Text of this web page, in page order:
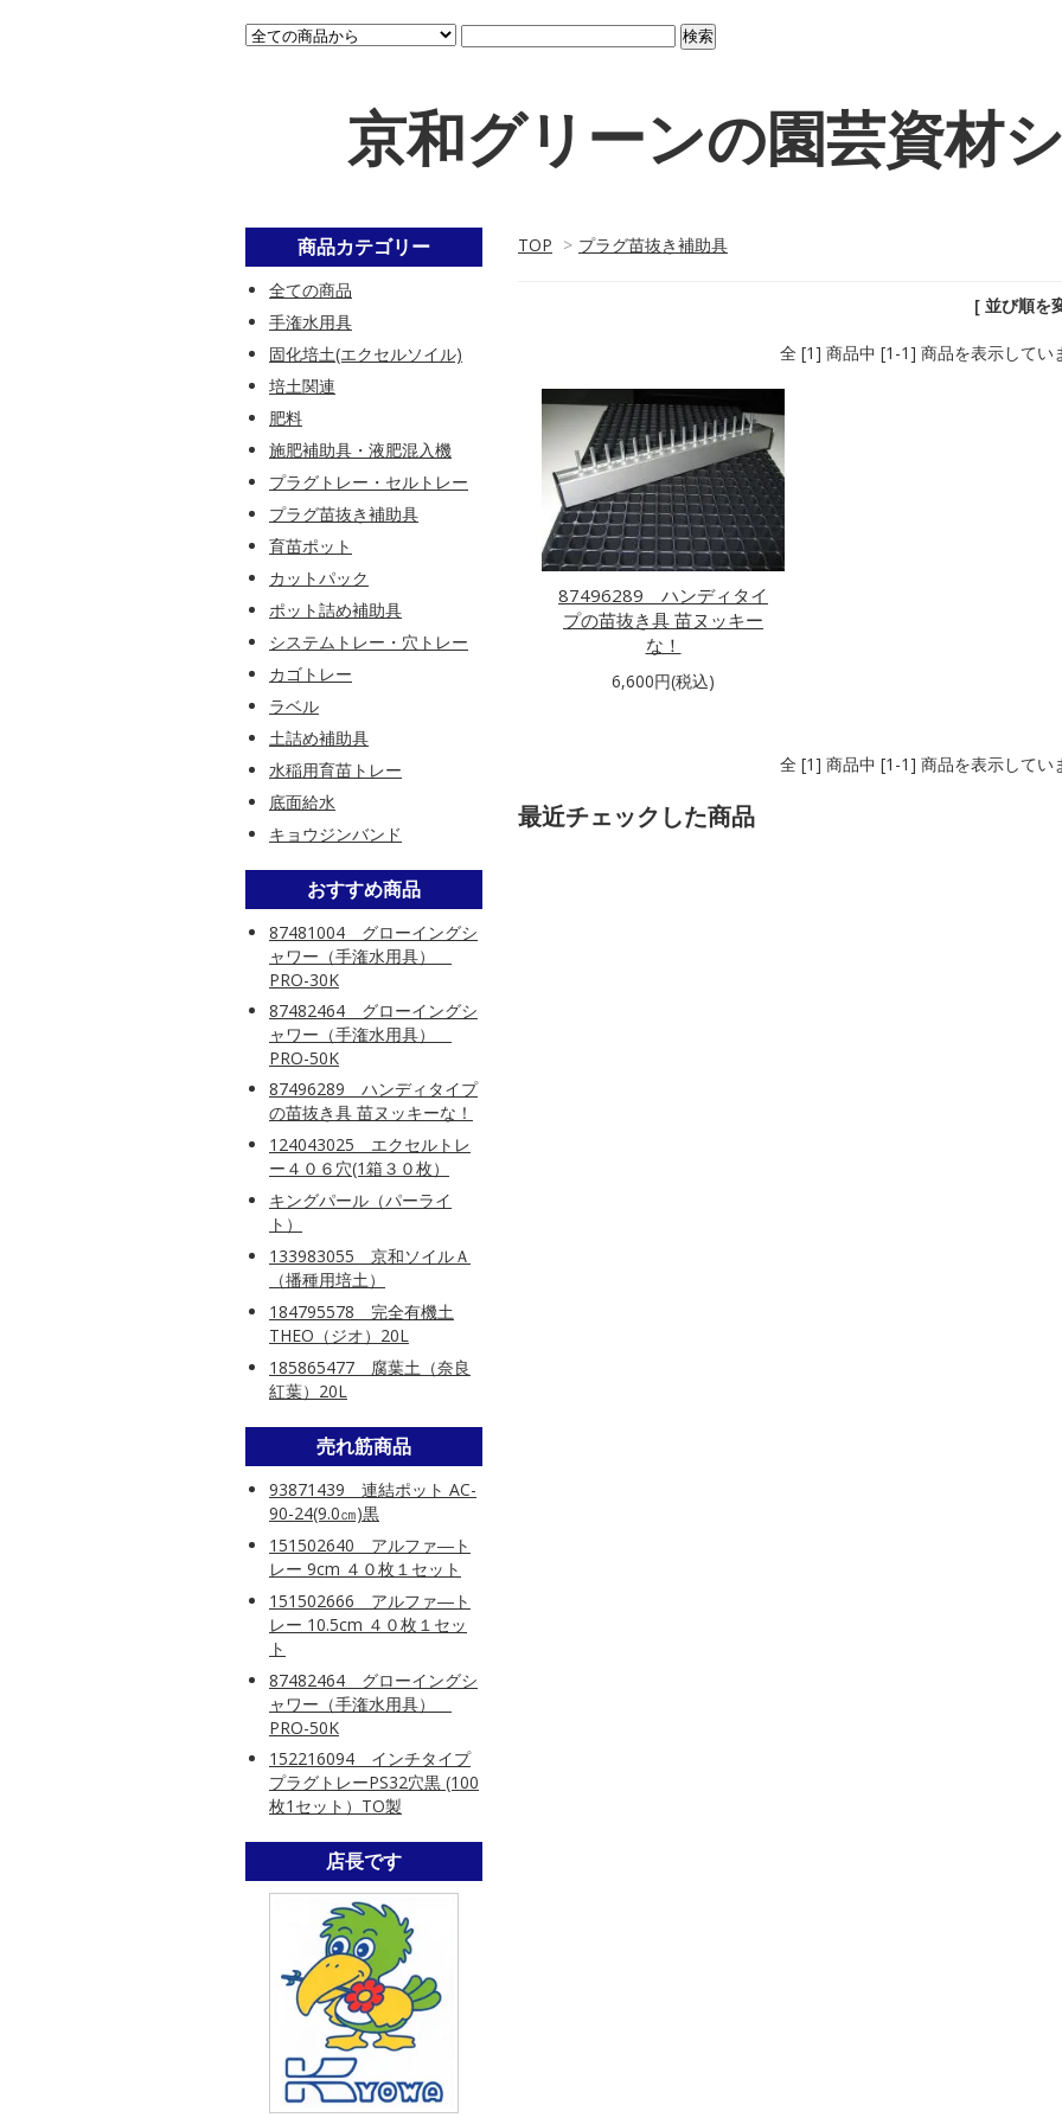
京和グリーンの園芸資材
TOP > プラグ苗抜き補助具
[ 並び順を
全 [1] 商品中 [1-1] 商品を表示してい
87496289 ハンディタイ
プの苗抜き具 苗ヌッキー
な！
6,600円(税込)
全 [1] 商品中 [1-1] 商品を表示してい
最近チェックした商品
商品カテゴリー
全ての商品
手潅水用具
固化培土(エクセルソイル)
培土関連
肥料
施肥補助具・液肥混入機
プラグトレー・セルトレー
プラグ苗抜き補助具
育苗ポット
カットパック
ポット詰め補助具
システムトレー・穴トレー
カゴトレー
ラベル
土詰め補助具
水稲用育苗トレー
底面給水
キョウジンバンド
おすすめ商品
87481004 グローイングシ
ャワー（手潅水用具）
PRO-30K
87482464 グローイングシ
ャワー（手潅水用具）
PRO-50K
87496289 ハンディタイプ
の苗抜き具 苗ヌッキーな！
124043025 エクセルトレ
ー４０６穴(1箱３０枚）
キングパール（パーライ
ト）
133983055 京和ソイルＡ
（播種用培土）
184795578 完全有機土
THEO（ジオ）20L
185865477 腐葉土（奈良
紅葉）20L
売れ筋商品
93871439 連結ポット AC-
90-24(9.0㎝)黒
151502640 アルファ―ト
レー 9cm ４０枚１セット
151502666 アルファ―ト
レー 10.5cm ４０枚１セッ
ト
87482464 グローイングシ
ャワー（手潅水用具）
PRO-50K
152216094 インチタイプ
プラグトレーPS32穴黒 (100
枚1セット）TO製
店長です